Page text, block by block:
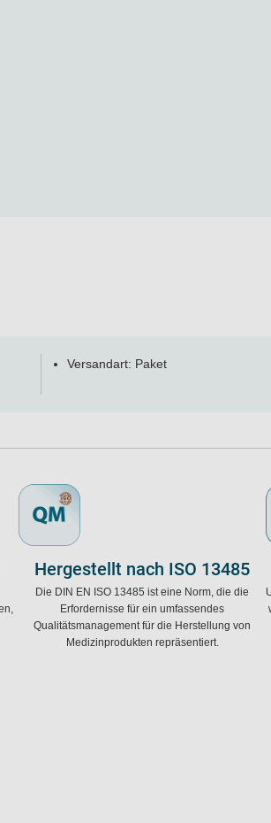
Versandart: Paket
Hergestellt nach ISO 13485
Die DIN EN ISO 13485 ist eine Norm, die die
Erfordernisse für ein umfassendes
Qualitätsmanagement für die Herstellung von
Medizinprodukten repräsentiert.